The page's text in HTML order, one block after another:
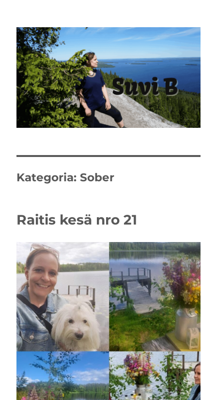
Kategoria:Sober
Raitis kesä nro 21